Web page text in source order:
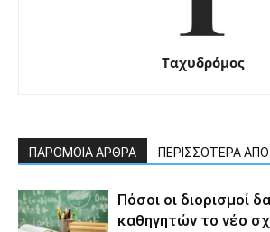
Ταχυδρόμος
ΠΑΡΟΜΟΙΑ ΑΡΘΡΑ ΠΕΡΙΣΣΟΤΕΡΑ
Πόσοι οι διορισμοί
καθηγητών το νέο